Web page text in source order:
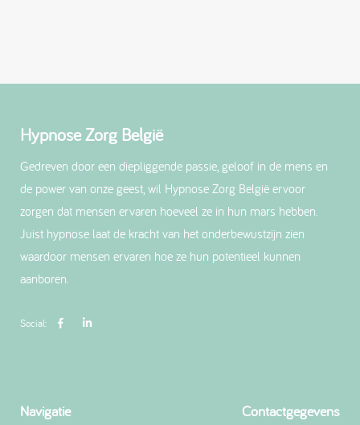
Hypnose Zorg België
Gedreven door een diepliggende passie, geloof in de mens en
de power van onze geest, wil Hypnose Zorg België ervoor
zorgen dat mensen ervaren hoeveel ze in hun mars hebben.
Juist hypnose laat de kracht van het onderbewustzijn zien
waardoor mensen ervaren hoe ze hun potentieel kunnen
aanboren.
Social:
Navigatie Contactgegevens